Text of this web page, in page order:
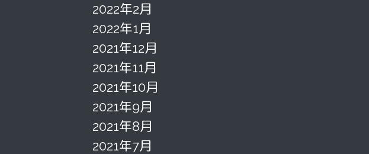
2022年2月
2022年1月
2021年12月
2021年11月
2021年10月
2021年9月
2021年8月
2021年7月